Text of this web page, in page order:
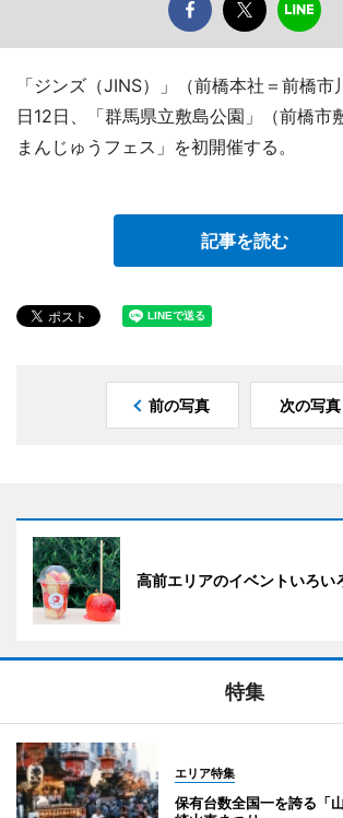
「ジンズ（JINS）」（前橋本社＝前橋市
日12日、「群馬県立敷島公園」（前橋市
まんじゅうフェス」を初開催する。
記事を読む
前の写真 次の写真
高前エリアのイベントいろい
特集
エリア特集
保有台数全国一を誇る「